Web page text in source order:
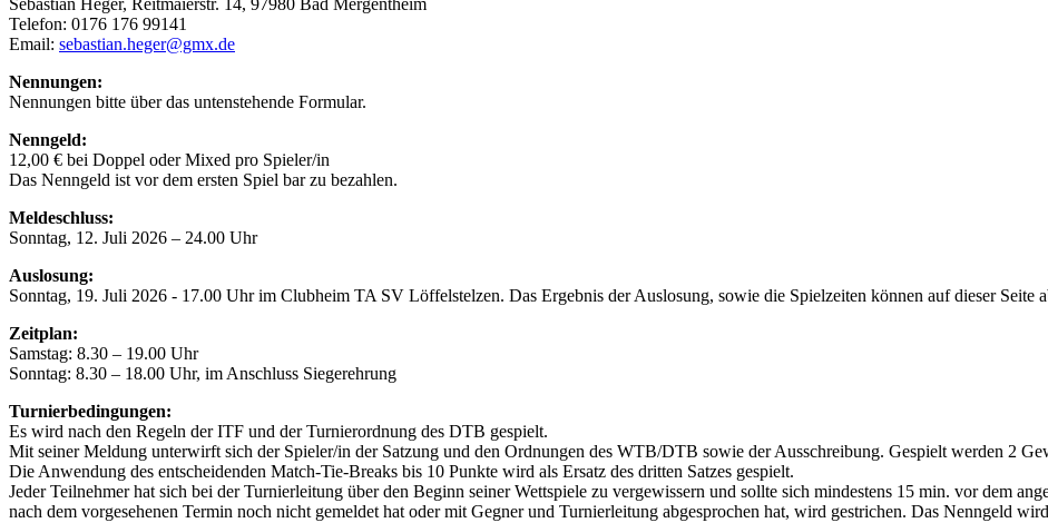
Telefon: 0176 176 99141
Email: sebastian.heger@gmx.de
Nennungen:
Nennungen bitte über das untenstehende Formular.
Nenngeld:
12,00 € bei Doppel oder Mixed pro Spieler/in
Das Nenngeld ist vor dem ersten Spiel bar zu bezahlen.
Meldeschluss:
Sonntag, 12. Juli 2026 – 24.00 Uhr
Auslosung:
Sonntag, 19. Juli 2026 - 17.00 Uhr im Clubheim TA SV Löffelstelzen. Das Ergebnis der Auslosung, sowie die Spielzeiten können auf dieser Seite
Zeitplan:
Samstag: 8.30 – 19.00 Uhr
Sonntag: 8.30 – 18.00 Uhr, im Anschluss Siegerehrung
Turnierbedingungen:
Es wird nach den Regeln der ITF und der Turnierordnung des DTB gespielt.
Mit seiner Meldung unterwirft sich der Spieler/in der Satzung und den Ordnungen des WTB/DTB sowie der Ausschreibung. Gespielt werden 2
Die Anwendung des entscheidenden Match-Tie-Breaks bis 10 Punkte wird als Ersatz des dritten Satzes gespielt.
Jeder Teilnehmer hat sich bei der Turnierleitung über den Beginn seiner Wettspiele zu vergewissern und sollte sich mindestens 15 min. vor dem
nach dem vorgesehenen Termin noch nicht gemeldet hat oder mit Gegner und Turnierleitung abgesprochen hat, wird gestrichen. Das Nenngeld